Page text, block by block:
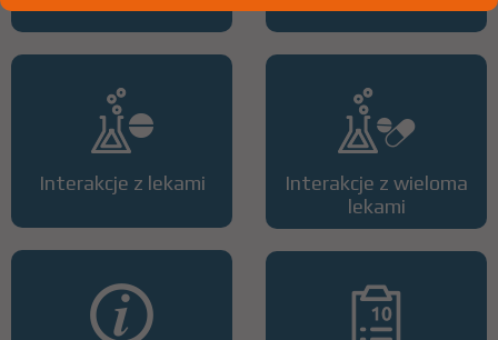
Interakcje z lekami
Interakcje z wieloma
lekami